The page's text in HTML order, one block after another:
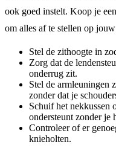
ook goed instelt. Koop je
om alles af te stellen op
Stel de zithoogte in
Zorg dat de
onderrug zit.
Stel de armleuningen
zonder dat je
Schuif het nekkussen
ondersteunt zonder je
Controleer of er
knieholten.